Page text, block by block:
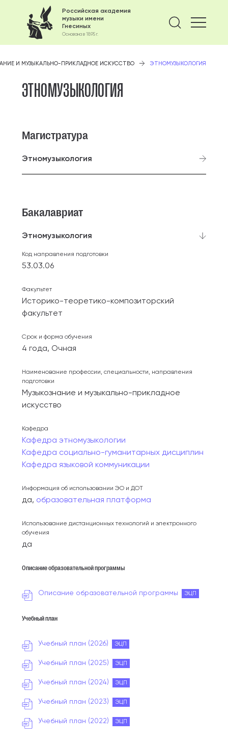
Российская академия
музыки имени
Гнесиных
Основана в 1895 г.
Найти
И МУЗЫКАЛЬНО-ПРИКЛАДНОЕ ИСКУССТВО ЭТНОМУЗЫКОЛОГИЯ
ЭТНОМУЗЫКОЛОГИЯ
Магистратура
Этномузыкология
Бакалавриат
Этномузыкология
Код направления подготовки
53.03.06
Факультет
Историко-теоретико-композиторский
факультет
Срок и форма обучения
4 года, Очная
Наименование профессии, специальности, направления
подготовки
Музыкознание и музыкально-прикладное
искусство
Кафедра
Кафедра этномузыкологии
Кафедра социально-гуманитарных дисциплин
Кафедра языковой коммуникации
Информация об использовании ЭО и ДОТ
да, образовательная платформа
Использование дистанционных технологий и электронного
обучения
да
Описание образовательной программы
Описание образовательной программы ЭЦП
Учебный план
Учебный план (2026) ЭЦП
Учебный план (2025) ЭЦП
Учебный план (2024) ЭЦП
Учебный план (2023) ЭЦП
Учебный план (2022) ЭЦП